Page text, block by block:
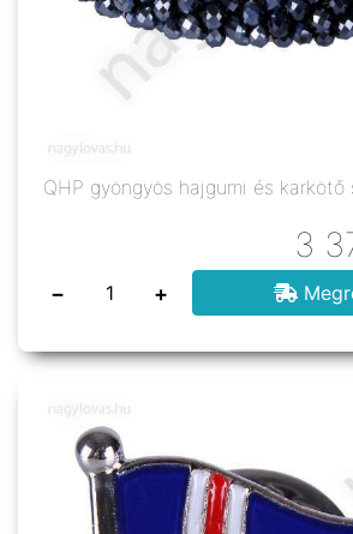
QHP gyöngyös hajgumi és karkötő
3
− +